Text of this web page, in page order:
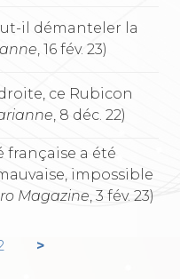
il démanteler la
, 16 fév. 23)
ce Rubicon
, 8 déc. 22)
française a été
impossible
Magazine , 3 fév. 23)
>